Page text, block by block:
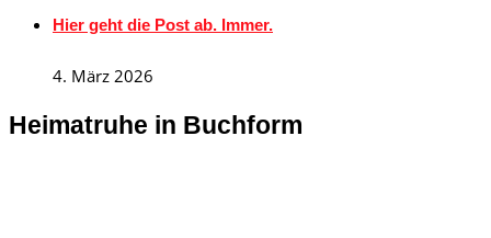
Hier geht die Post ab. Immer.
4. März 2026
Heimatruhe in Buchform